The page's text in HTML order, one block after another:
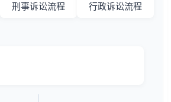
刑事诉讼流程 行政诉讼流程